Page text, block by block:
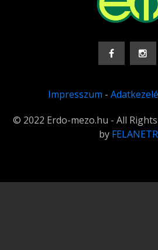
Impresszum -
© 2022 Erdo-mezo.hu - All
by